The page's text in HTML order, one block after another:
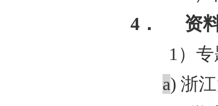
4． 资
1）
a) 浙